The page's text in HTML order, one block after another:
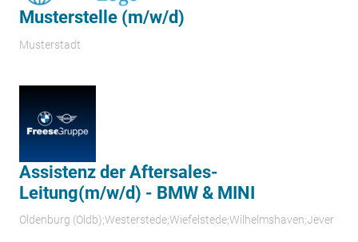
Musterstelle (m/w/d)
Musterstadt
Assistenz der Aftersales-
Leitung(m/w/d) - BMW & MINI
Oldenburg (Oldb);Westerstede;Wiefelstede;Wilhelmshaven;Jever